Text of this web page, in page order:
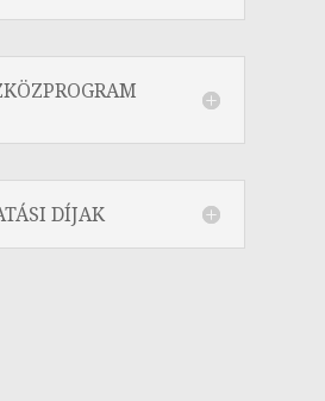
DÍJAK